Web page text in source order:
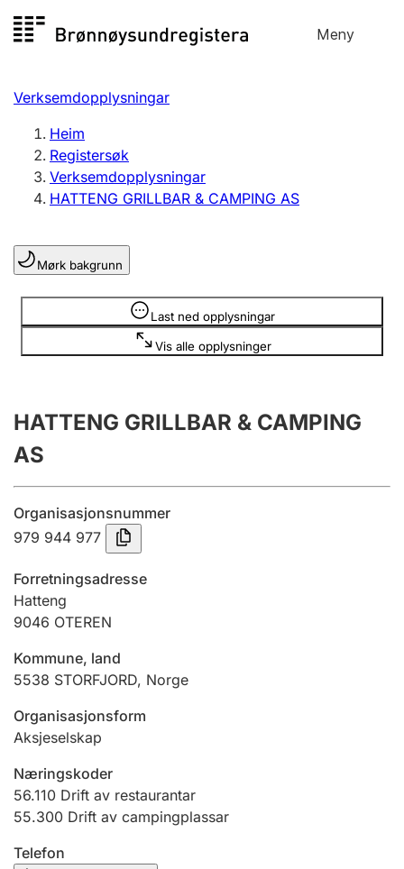
til
Meny
Registersøk
Aksjeselskap
Enkeltpersonføretak
Registrere, endre, slette
Lag og foreining
Registrere, endre, slette
Årsrekneskap
Innsending og forseinkingsgebyr
Tinglysing
Jeger
Betaling og jegeravgiftskort
Ektepaktrettleiaren
Andre tema
Verksemdopplysningar
Heim
Registersøk
Verksemdopplysningar
HATTENG GRILLBAR & CAMPING AS
Mørk bakgrunn
Last ned opplysningar
Vis alle opplysninger
Opplysninger er skjult
HATTENG GRILLBAR & CAMPING
AS
Organisasjonsnummer
979 944 977
Forretningsadresse
Hatteng
9046 OTEREN
Kommune, land
5538 STORFJORD, Norge
Organisasjonsform
Aksjeselskap
Næringskoder
56.110 Drift av restaurantar
55.300 Drift av campingplassar
Telefon